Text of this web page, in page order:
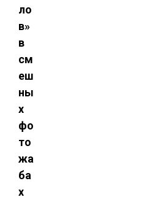
ло
в»
в
см
еш
ны
х
фо
то
жа
ба
х